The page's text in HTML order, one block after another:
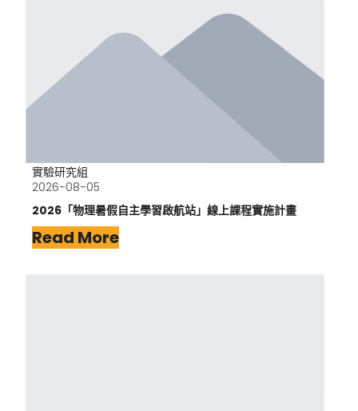
實驗研究組
2026-08-05
2026「物理暑假自主學習啟航站」線上課程實施計畫
Read More